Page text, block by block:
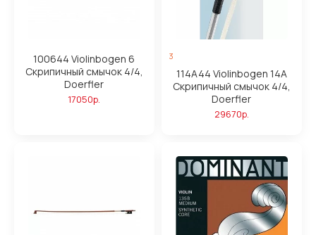
100644 Violinbogen 6
Скрипичный смычок 4/4,
Doerfler
17050р.
3
114A44 Violinbogen 14А
Скрипичный смычок 4/4,
Doerfler
29670р.